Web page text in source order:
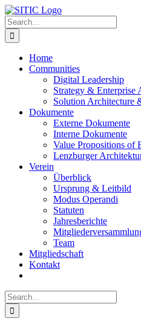
Skip
to
content
Search
for:
Home
Communities
Digital Leadership
Strategy & Enterprise
Solution Architecture
Dokumente
Externe Dokumente
Interne Dokumente
Value Propositions of
Lenzburger
Verein
Überblick
Ursprung & Leitbild
Modus Operandi
Statuten
Jahresberichte
Team
Mitgliedschaft
Kontakt
Search
for: